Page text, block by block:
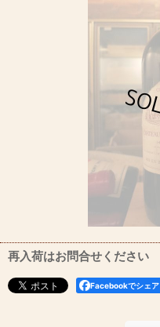
再入荷はお問合せください
Facebookでシェア